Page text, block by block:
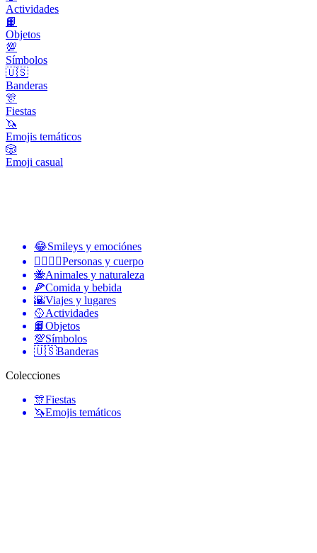
Actividades
📙
Objetos
💯
Símbolos
🇺🇸
Banderas
🎊
Fiestas
🦄
Emojis temáticos
🎲
Emoji casual
😂Smileys y emociónes
👩‍❤️‍💋‍👨Personas y cuerpo
🐝Animales y naturaleza
🍕Comida y bebida
🌇Viajes y lugares
🥎Actividades
📙Objetos
💯Símbolos
🇺🇸Banderas
Colecciones
🎊Fiestas
🦄Emojis temáticos